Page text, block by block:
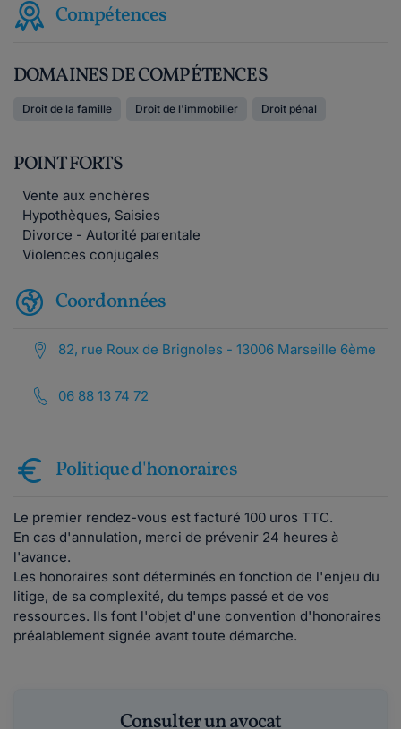
Compétences
DOMAINES DE COMPÉTENCES
Droit de la famille Droit de l'immobilier Droit pénal
POINT FORTS
Vente aux enchères
Hypothèques, Saisies
Divorce - Autorité parentale
Violences conjugales
Coordonnées
82, rue Roux de Brignoles - 13006 Marseille 6ème
06 88 13 74 72
Politique d'honoraires
Le premier rendez-vous est facturé 100 uros TTC.
En cas d'annulation, merci de prévenir 24 heures à
l'avance.
Les honoraires sont déterminés en fonction de l'enjeu du
litige, de sa complexité, du temps passé et de vos
ressources. Ils font l'objet d'une convention d'honoraires
préalablement signée avant toute démarche.
Consulter un avocat